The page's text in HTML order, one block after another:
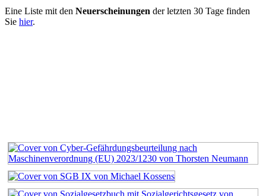
Eine Liste mit den Neuerscheinungen der letzten 30 Tage finden
Sie hier.